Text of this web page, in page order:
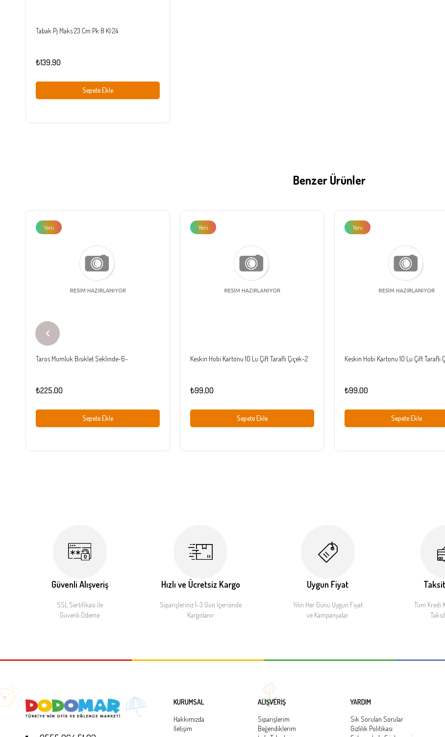
Tabak Pj Maks 23 Cm Pk:8 Kl:24
₺139,90
Sepete Ekle
Benzer Ürünler
Taros Mumluk Bısıklet Seklınde-6-
₺225,00
Sepete Ekle
Yeni
Keskin Hobi Kartonu 10 Lu Çift Taraflı Çiçek-2
₺99,00
Sepete Ekle
Yeni
Keskin Hobi Kartonu 10 Lu Çift Taraflı
₺99,00
Sepete Ekle
Yeni
Güvenli Alışveriş
SSL Sertifikası ile
Güvenli Ödeme
Hızlı ve Ücretsiz Kargo
Siparişleriniz 1-3 Gün İçerisinde
Kargolanır
Uygun Fiyat
Yılın Her Günü Uygun Fiyat
ve Kampanyalar
Tüm Kredi
KURUMSAL
Hakkımızda
İletişim
ALIŞVERİŞ
Siparişlerim
Beğendiklerim
YARDIM
Sık Sorulan Sorular
Gizlilik Politikası